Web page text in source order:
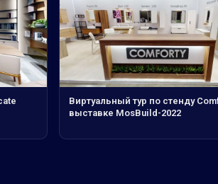
Виртуальный тур по стенду
выставке MosBuild-2022